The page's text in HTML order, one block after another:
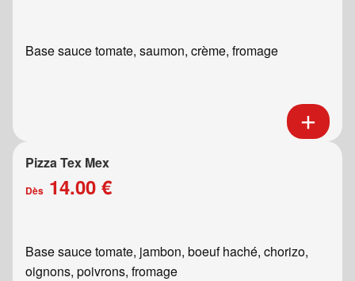
Base sauce tomate, saumon, crème, fromage
Pizza Tex Mex
Dès 14.00 €
Base sauce tomate, jambon, boeuf haché, chorizo,
oignons, poivrons, fromage